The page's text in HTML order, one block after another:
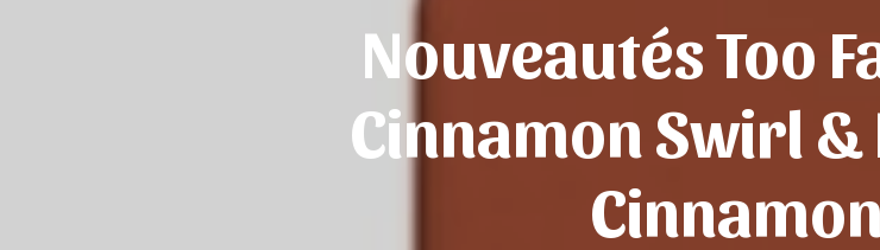
Nouveautés Too
Cinnamon Swirl